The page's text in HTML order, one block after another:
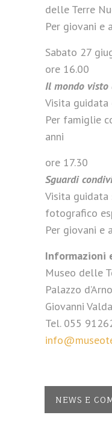
delle Terre
Per giovani e
Sabato 27
ore 16.00
Il mondo visto
Visita
Per famiglie
anni
ore 17.30
Sguardi
Visita
fotografico
Per giovani e
Informazioni
Museo delle
Palazzo
Giovanni
Tel. 055
NEWS E